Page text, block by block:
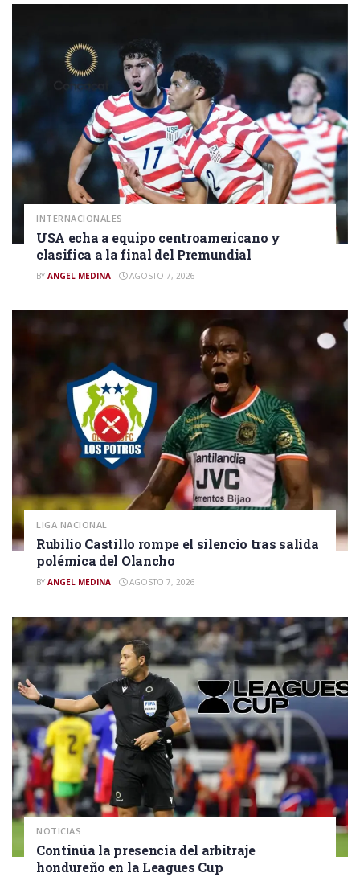
INTERNACIONALES
USA echa a equipo centroamericano y
clasifica a la final del Premundial
BY ANGEL MEDINA AGOSTO 7, 2026
LIGA NACIONAL
Rubilio Castillo rompe el silencio tras salida
polémica del Olancho
BY ANGEL MEDINA AGOSTO 7, 2026
NOTICIAS
Continúa la presencia del arbitraje
hondureño en la Leagues Cup